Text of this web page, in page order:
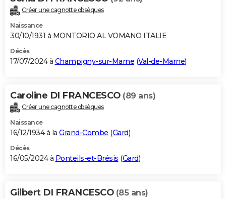
Créer une cagnotte obsèques
Naissance
30/10/1931 à MONTORIO AL VOMANO ITALIE
Décès
17/07/2024 à Champigny-sur-Marne (Val-de-Marne)
Caroline DI FRANCESCO (89 ans)
Créer une cagnotte obsèques
Naissance
16/12/1934 à la Grand-Combe (Gard)
Décès
16/05/2024 à Ponteils-et-Brésis (Gard)
Gilbert DI FRANCESCO (85 ans)